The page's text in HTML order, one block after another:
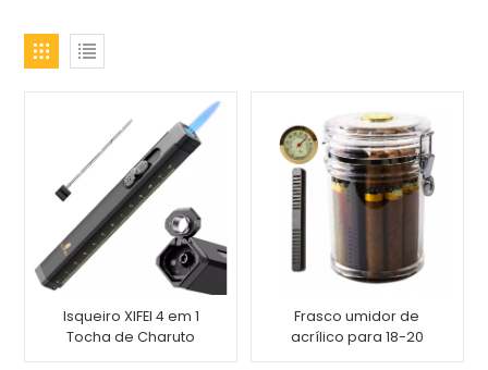
Isqueiro XIFEI 4 em 1
Tocha de Charuto
com Ferramenta de
Frasco umidor de
acrílico para 18-20
charutos